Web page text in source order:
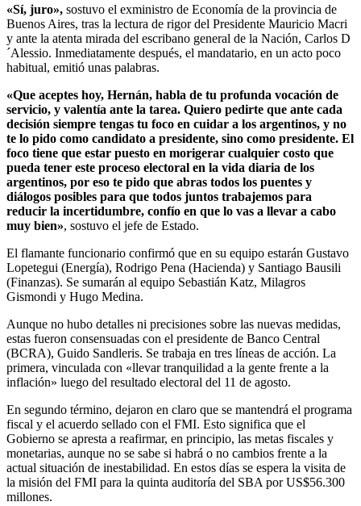
«Sí, juro», sostuvo el exministro de Economía de la provincia de
Buenos Aires, tras la lectura de rigor del Presidente Mauricio Macri
y ante la atenta mirada del escribano general de la Nación, Carlos D
´Alessio. Inmediatamente después, el mandatario, en un acto poco
habitual, emitió unas palabras.
«Que aceptes hoy, Hernán, habla de tu profunda vocación de
servicio, y valentía ante la tarea. Quiero pedirte que ante cada
decisión siempre tengas tu foco en cuidar a los argentinos, y no
te lo pido como candidato a presidente, sino como presidente. El
foco tiene que estar puesto en morigerar cualquier costo que
pueda tener este proceso electoral en la vida diaria de los
argentinos, por eso te pido que abras todos los puentes y
diálogos posibles para que todos juntos trabajemos para
reducir la incertidumbre, confío en que lo vas a llevar a cabo
muy bien», sostuvo el jefe de Estado.
El flamante funcionario confirmó que en su equipo estarán Gustavo
Lopetegui (Energía), Rodrigo Pena (Hacienda) y Santiago Bausili
(Finanzas). Se sumarán al equipo Sebastián Katz, Milagros
Gismondi y Hugo Medina.
Aunque no hubo detalles ni precisiones sobre las nuevas medidas,
estas fueron consensuadas con el presidente de Banco Central
(BCRA), Guido Sandleris. Se trabaja en tres líneas de acción. La
primera, vinculada con «llevar tranquilidad a la gente frente a la
inflación» luego del resultado electoral del 11 de agosto.
En segundo término, dejaron en claro que se mantendrá el programa
fiscal y el acuerdo sellado con el FMI. Esto significa que el
Gobierno se apresta a reafirmar, en principio, las metas fiscales y
monetarias, aunque no se sabe si habrá o no cambios frente a la
actual situación de inestabilidad. En estos días se espera la visita de
la misión del FMI para la quinta auditoría del SBA por US$56.300
millones.